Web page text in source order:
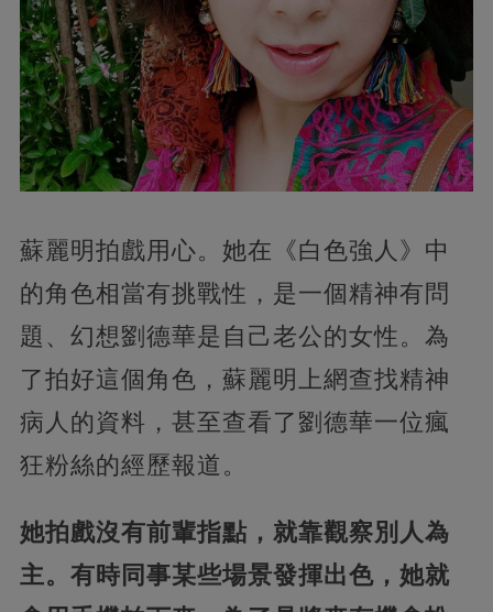
蘇麗明拍戲用心。她在《白色強人》中
的角色相當有挑戰性，是一個精神有問
題、幻想劉德華是自己老公的女性。為
了拍好這個角色，蘇麗明上網查找精神
病人的資料，甚至查看了劉德華一位瘋
狂粉絲的經歷報道。
她拍戲沒有前輩指點，就靠觀察別人為
主。有時同事某些場景發揮出色，她就